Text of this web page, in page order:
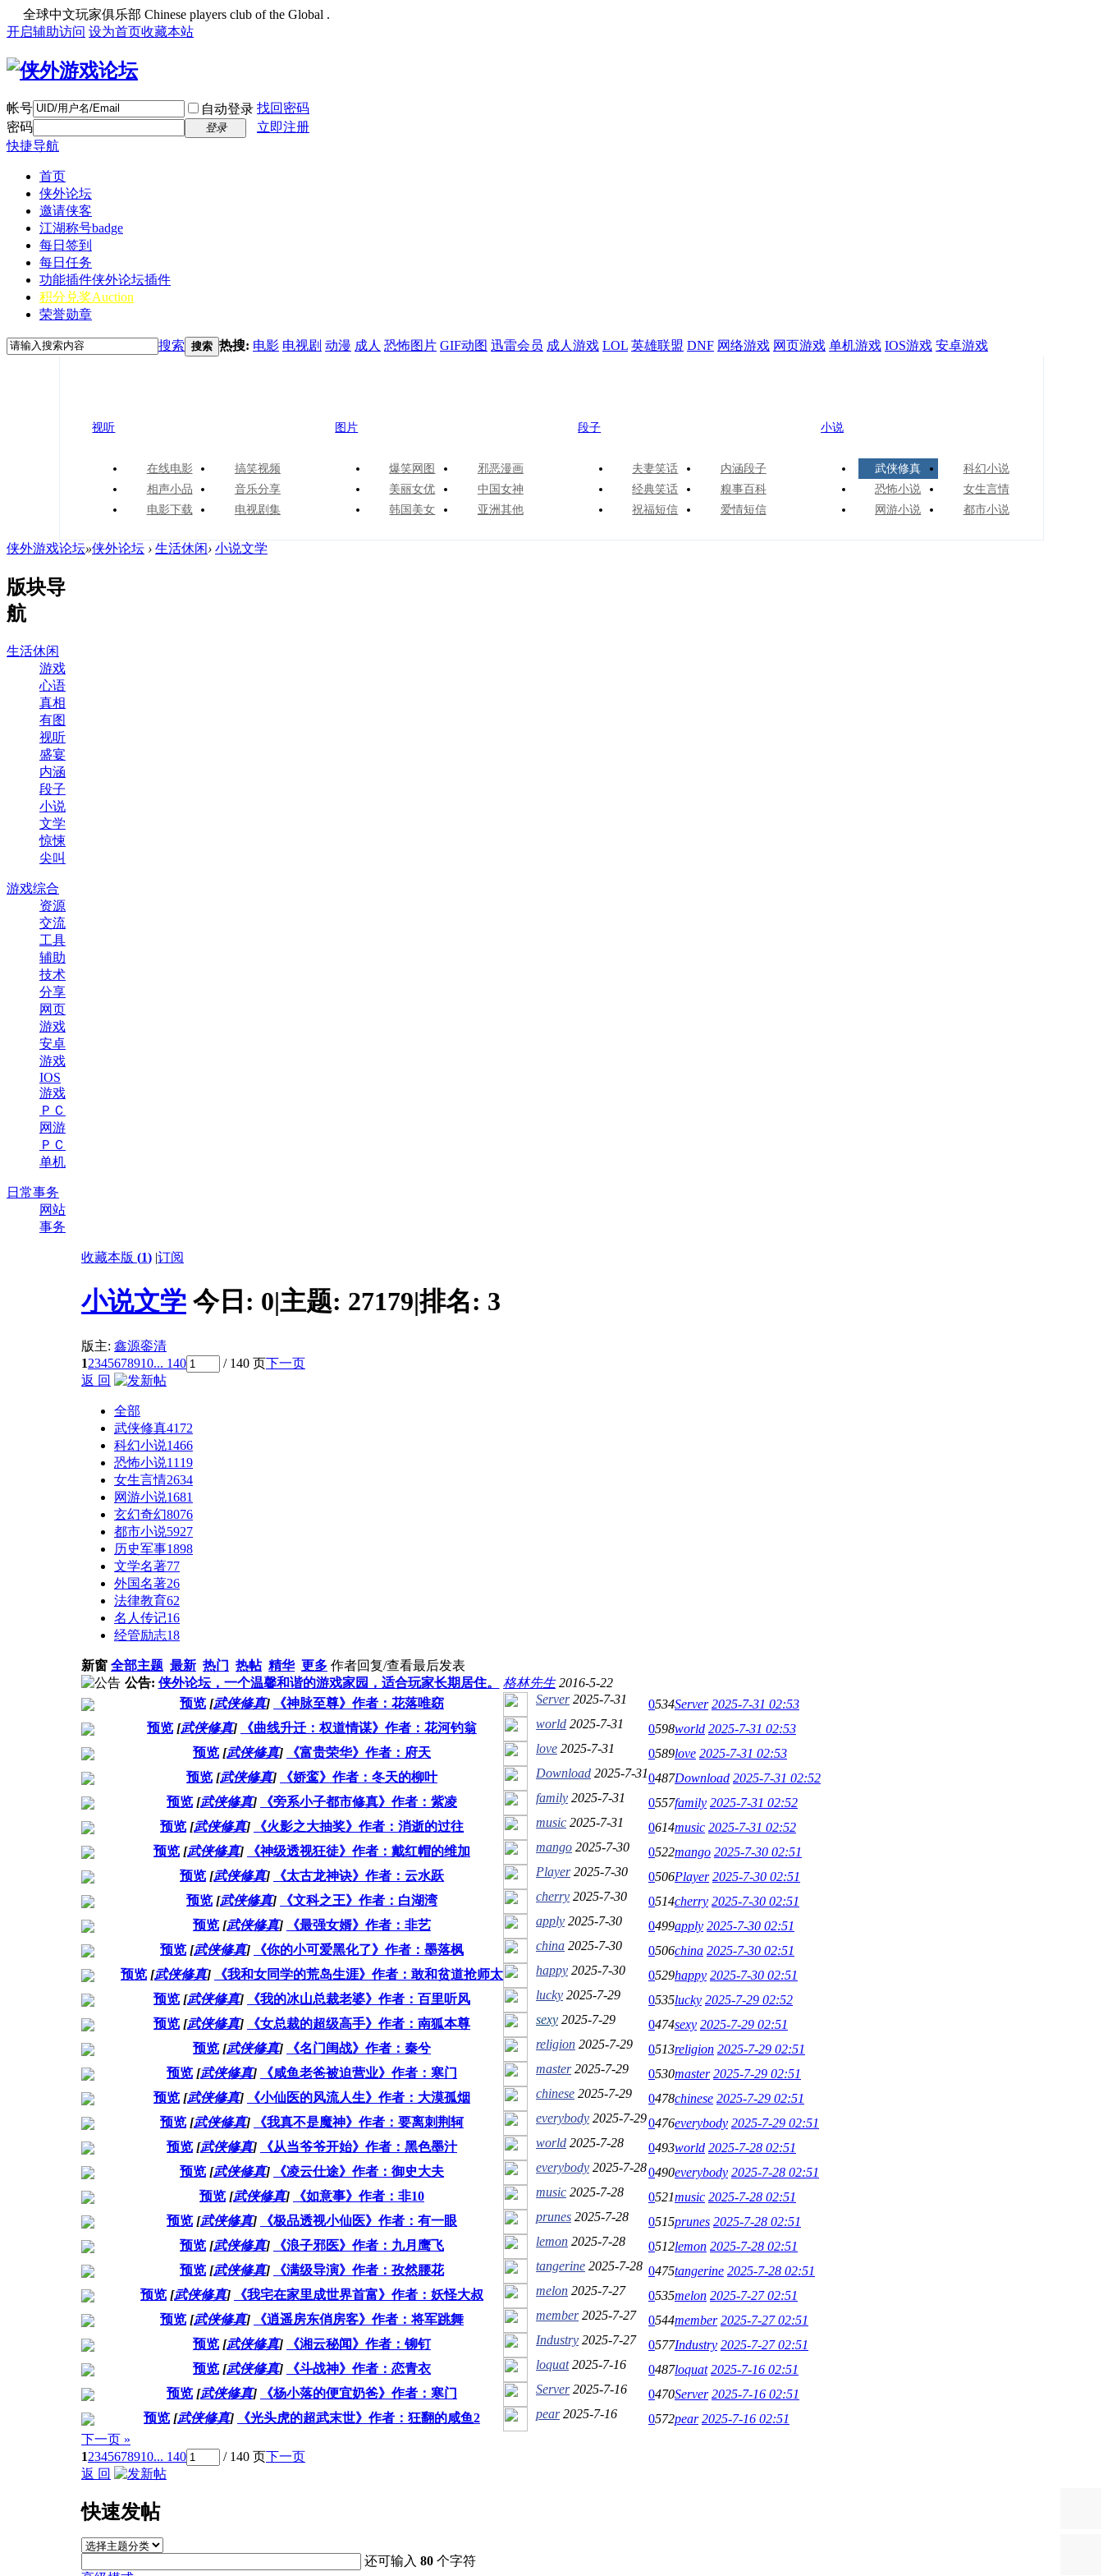
全球中文玩家俱乐部 Chinese players club of the Global .
开启辅助访问 设为首页收藏本站
帐号 自动登录 找回密码
密码
登录
立即注册
快捷导航
首页
侠外论坛
邀请侠客
江湖称号badge
每日签到
每日任务
功能插件侠外论坛插件
积分兑奖Auction
荣誉勋章
搜索 搜索 热搜: 电影 电视剧 动漫 成人 恐怖图片 GIF动图 迅雷会员 成人游戏 LOL 英雄联盟 DNF 网络游戏 网页游戏 单机游戏 IOS游戏 安卓游戏
视听
在线电影
搞笑视频
相声小品
音乐分享
电影下载
电视剧集
图片
爆笑网图
邪恶漫画
美丽女优
中国女神
韩国美女
亚洲其他
段子
夫妻笑话
内涵段子
经典笑话
糗事百科
祝福短信
爱情短信
小说
武侠修真
科幻小说
恐怖小说
女生言情
网游小说
都市小说
侠外游戏论坛»侠外论坛 › 生活休闲› 小说文学
版块导
航
生活休闲
游戏
心语
真相
有图
视听
盛宴
内涵
段子
小说
文学
惊悚
尖叫
游戏综合
资源
交流
工具
辅助
技术
分享
网页
游戏
安卓
游戏
IOS
游戏
ＰＣ
网游
ＰＣ
单机
日常事务
网站
事务
收藏本版 (1) |订阅
小说文学 今日: 0|主题: 27179|排名: 3
版主: 鑫源銮清
12345678910... 140 / 140 页下一页
返 回
全部
武侠修真4172
科幻小说1466
恐怖小说1119
女生言情2634
网游小说1681
玄幻奇幻8076
都市小说5927
历史军事1898
文学名著77
外国名著26
法律教育62
名人传记16
经管励志18
新窗 全部主题 最新 热门 热帖 精华 更多 作者回复/查看最后发表
公告: 侠外论坛，一个温馨和谐的游戏家园，适合玩家长期居住。 格林先生 2016-5-22
预览 [武侠修真] 《神脉至尊》作者：花落唯窈 Server 2025-7-31 0534Server 2025-7-31 02:53
预览 [武侠修真] 《曲线升迁：权道情谋》作者：花河钓翁 world 2025-7-31 0598world 2025-7-31 02:53
预览 [武侠修真] 《富贵荣华》作者：府天 love 2025-7-31 0589love 2025-7-31 02:53
预览 [武侠修真] 《娇鸾》作者：冬天的柳叶 Download 2025-7-310487Download 2025-7-31 02:52
预览 [武侠修真] 《旁系小子都市修真》作者：紫凌 family 2025-7-31 0557family 2025-7-31 02:52
预览 [武侠修真] 《火影之大抽奖》作者：消逝的过往 music 2025-7-31 0614music 2025-7-31 02:52
预览 [武侠修真] 《神级透视狂徒》作者：戴红帽的维加 mango 2025-7-30 0522mango 2025-7-30 02:51
预览 [武侠修真] 《太古龙神诀》作者：云水跃 Player 2025-7-30 0506Player 2025-7-30 02:51
预览 [武侠修真] 《文科之王》作者：白湖湾 cherry 2025-7-30 0514cherry 2025-7-30 02:51
预览 [武侠修真] 《最强女婿》作者：非艺 apply 2025-7-30 0499apply 2025-7-30 02:51
预览 [武侠修真] 《你的小可爱黑化了》作者：墨落枫 china 2025-7-30 0506china 2025-7-30 02:51
预览 [武侠修真] 《我和女同学的荒岛生涯》作者：敢和贫道抢师太 happy 2025-7-30 0529happy 2025-7-30 02:51
预览 [武侠修真] 《我的冰山总裁老婆》作者：百里听风 lucky 2025-7-29 0535lucky 2025-7-29 02:52
预览 [武侠修真] 《女总裁的超级高手》作者：南狐本尊 sexy 2025-7-29 0474sexy 2025-7-29 02:51
预览 [武侠修真] 《名门闺战》作者：秦兮 religion 2025-7-29 0513religion 2025-7-29 02:51
预览 [武侠修真] 《咸鱼老爸被迫营业》作者：寒门 master 2025-7-29 0530master 2025-7-29 02:51
预览 [武侠修真] 《小仙医的风流人生》作者：大漠孤烟 chinese 2025-7-29 0478chinese 2025-7-29 02:51
预览 [武侠修真] 《我真不是魔神》作者：要离刺荆轲 everybody 2025-7-290476everybody 2025-7-29 02:51
预览 [武侠修真] 《从当爷爷开始》作者：黑色墨汁 world 2025-7-28 0493world 2025-7-28 02:51
预览 [武侠修真] 《凌云仕途》作者：御史大夫 everybody 2025-7-280490everybody 2025-7-28 02:51
预览 [武侠修真] 《如意事》作者：非10 music 2025-7-28 0521music 2025-7-28 02:51
预览 [武侠修真] 《极品透视小仙医》作者：有一眼 prunes 2025-7-28 0515prunes 2025-7-28 02:51
预览 [武侠修真] 《浪子邪医》作者：九月鹰飞 lemon 2025-7-28 0512lemon 2025-7-28 02:51
预览 [武侠修真] 《满级导演》作者：孜然腰花 tangerine 2025-7-28 0475tangerine 2025-7-28 02:51
预览 [武侠修真] 《我宅在家里成世界首富》作者：妖怪大叔 melon 2025-7-27 0535melon 2025-7-27 02:51
预览 [武侠修真] 《逍遥房东俏房客》作者：将军跳舞 member 2025-7-27 0544member 2025-7-27 02:51
预览 [武侠修真] 《湘云秘闻》作者：铆钉 Industry 2025-7-27 0577Industry 2025-7-27 02:51
预览 [武侠修真] 《斗战神》作者：恋青衣 loquat 2025-7-16 0487loquat 2025-7-16 02:51
预览 [武侠修真] 《杨小落的便宜奶爸》作者：寒门 Server 2025-7-16 0470Server 2025-7-16 02:51
预览 [武侠修真] 《光头虎的超武末世》作者：狂翻的咸鱼2 pear 2025-7-16 0572pear 2025-7-16 02:51
下一页 »
12345678910... 140 / 140 页下一页
返 回
快速发帖
还可输入80 个字符